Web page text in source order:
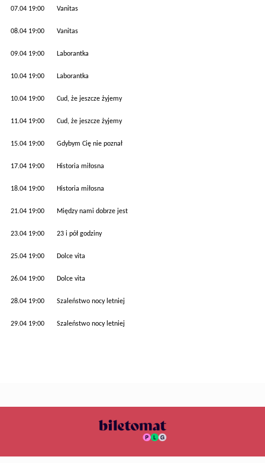
07.04 19:00 Vanitas
08.04 19:00 Vanitas
09.04 19:00 Laborantka
10.04 19:00 Laborantka
10.04 19:00 Cud, że jeszcze żyjemy
11.04 19:00 Cud, że jeszcze żyjemy
15.04 19:00 Gdybym Cię nie poznał
17.04 19:00 Historia miłosna
18.04 19:00 Historia miłosna
21.04 19:00 Między nami dobrze jest
23.04 19:00 23 i pół godziny
25.04 19:00 Dolce vita
26.04 19:00 Dolce vita
28.04 19:00 Szaleństwo nocy letniej
29.04 19:00 Szaleństwo nocy letniej